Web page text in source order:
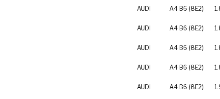
AUDI A4 B6 (8E2)
AUDI A4 B6 (8E2)
AUDI A4 B6 (8E2)
AUDI A4 B6 (8E2)
AUDI A4 B6 (8E2)